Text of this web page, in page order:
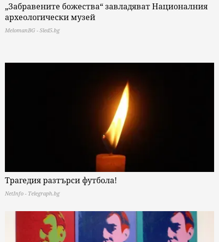
„Забравените божества“ завладяват Националния
археологически музей
MelomanBG - Sled5.bg
Трагедия разтърси футбола!
NetInfo - Telegraph.bg